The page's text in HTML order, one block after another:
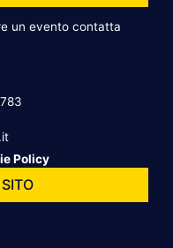
un evento contatta
Policy